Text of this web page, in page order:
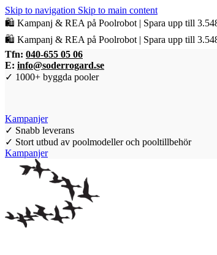
Skip to navigation Skip to main content
🛍️ Kampanj & REA på Poolrobot | Spara upp till
🛍️ Kampanj & REA på Poolrobot | Spara upp till
Tfn: 040-655 05 06
E: info@soderrogard.se
✓ 1000+ byggda pooler
Kampanjer
✓ Snabb leverans
✓ Stort utbud av poolmodeller och pooltillbehör
Kampanjer